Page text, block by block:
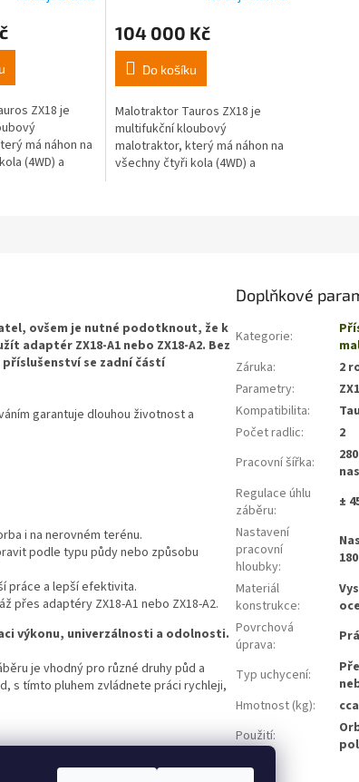
ZX18 je
má náhon na
(4WD) a
104 000 Kč
Do košíku
Malotraktor Tauros ZX18 je
multifukční kloubový
malotraktor, který má náhon na
všechny čtyři kola (4WD) a
ovšem je nutné podotknout, že k
adaptér ZX18-A1 nebo ZX18-A2. Bez
se zadní částí
garantuje dlouhou životnost a
i na nerovném terénu.
podle typu půdy nebo způsobu
práce a lepší efektivita.
přes adaptéry ZX18-A1 nebo ZX18-A2.
výkonu, univerzálnosti a odolnosti.
je vhodný pro různé druhy půd a
s tímto pluhem zvládnete práci rychleji,
Doplňkové
Kategorie:
Záruka:
2
Parametry:
Kompatibilita:
Počet radlic:
2
Pracovní šířka:
Regulace úhlu
záběru:
±
Nastavení
pracovní
hloubky:
Materiál
konstrukce:
Povrchová
úprava:
Typ uchycení:
Hmotnost (kg):
Použití: